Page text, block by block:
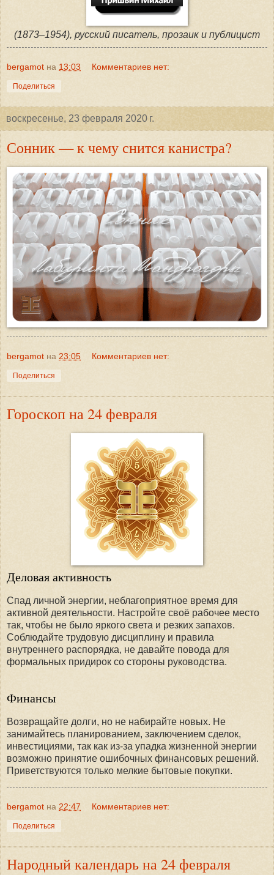
(1873–1954), русский писатель, прозаик и публицист
bergamot на 13:03 Комментариев нет:
Поделиться
воскресенье, 23 февраля 2020 г.
Сонник — к чему снится канистра?
bergamot на 23:05 Комментариев нет:
Поделиться
Гороскоп на 24 февраля
Деловая активность
Спад личной энергии, неблагоприятное время для
активной деятельности. Настройте своё рабочее место
так, чтобы не было яркого света и резких запахов.
Соблюдайте трудовую дисциплину и правила
внутреннего распорядка, не давайте повода для
формальных придирок со стороны руководства.
Финансы
Возвращайте долги, но не набирайте новых. Не
занимайтесь планированием, заключением сделок,
инвестициями, так как из-за упадка жизненной энергии
возможно принятие ошибочных финансовых решений.
Приветствуются только мелкие бытовые покупки.
bergamot на 22:47 Комментариев нет:
Поделиться
Народный календарь на 24 февраля